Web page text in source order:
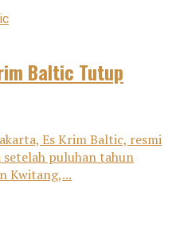
Baltic Tutup
Es Krim Baltic, resmi
puluhan tahun
Kwitang,...